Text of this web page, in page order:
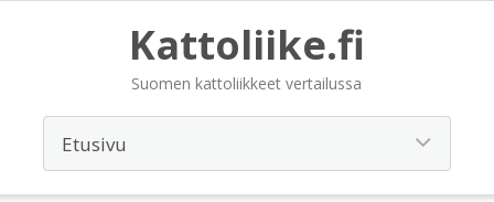
Kattoliike.fi
Suomen kattoliikkeet vertailussa